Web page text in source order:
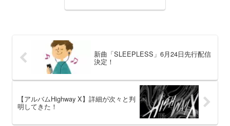
新曲「SLEEPLESS」6月24日先行配信
決定！
【アルバムHighway X】詳細が次々と判
明してきた！